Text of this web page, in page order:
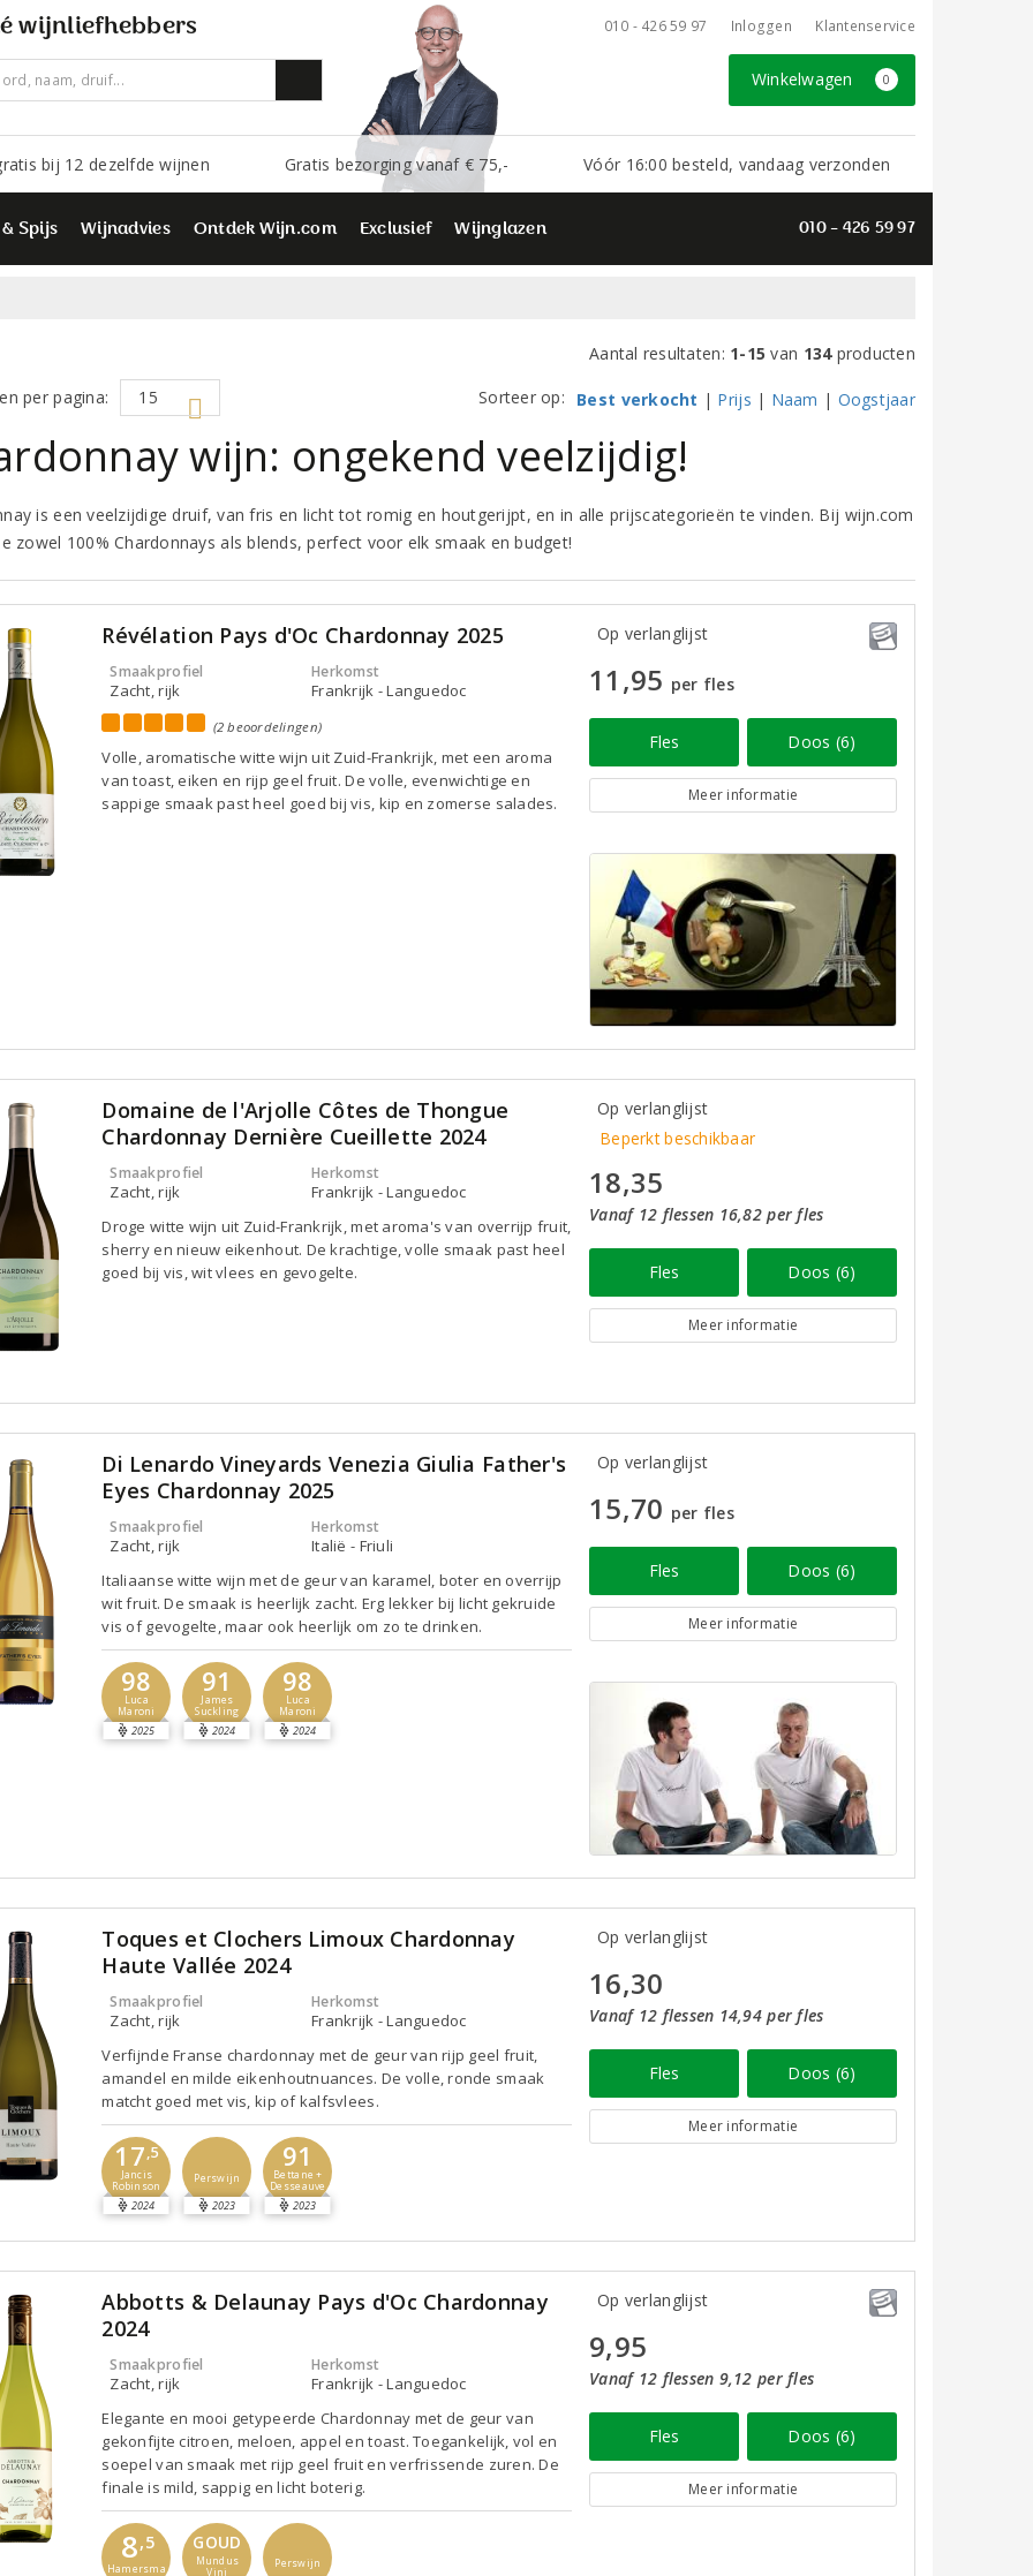
wijnliefhebbers 010 - 426 59 97 Inloggen Klantenservice
Winkelwagen 0
bij 12 dezelfde wijnen Gratis bezorging vanaf € 75,- Vóór 16:00 besteld, vandaag verzonden
Spijs Wijnadvies Ontdek Wijn.com Exclusief Wijnglazen 010 - 426 59 97
Aantal resultaten: 1-15 van 134producten
per pagina:
Sorteer op: Best verkocht | Prijs | Naam | Oogstjaar
wijn: ongekend veelzijdig!
is een veelzijdige druif, van fris en licht tot romig en houtgerijpt, en in alle prijscategorieën te vinden. Bij wijn.com
zowel 100% Chardonnays als blends, perfect voor elk smaak en budget!
Révélation Pays d'Oc Chardonnay 2025
Smaakprofiel
Zacht, rijk
Herkomst
Frankrijk - Languedoc
(2 beoordelingen)
Volle, aromatische witte wijn uit Zuid-Frankrijk, met een aroma
van toast, eiken en rijp geel fruit. De volle, evenwichtige en
sappige smaak past heel goed bij vis, kip en zomerse salades.
Op verlanglijst
11,95 per fles
Fles Doos (6)
Meer informatie
Domaine de l'Arjolle Côtes de Thongue
Chardonnay Dernière Cueillette 2024
Smaakprofiel
Zacht, rijk
Herkomst
Frankrijk - Languedoc
Droge witte wijn uit Zuid-Frankrijk, met aroma's van overrijp fruit,
sherry en nieuw eikenhout. De krachtige, volle smaak past heel
goed bij vis, wit vlees en gevogelte.
Op verlanglijst
Beperkt beschikbaar
18,35
Vanaf 12 flessen 16,82 per fles
Fles Doos (6)
Meer informatie
Di Lenardo Vineyards Venezia Giulia Father's
Eyes Chardonnay 2025
Smaakprofiel
Zacht, rijk
Herkomst
Italië - Friuli
Italiaanse witte wijn met de geur van karamel, boter en overrijp
wit fruit. De smaak is heerlijk zacht. Erg lekker bij licht gekruide
vis of gevogelte, maar ook heerlijk om zo te drinken.
98
Luca
Maroni
2025
91
James
Suckling
2024
98
Luca
Maroni
2024
Op verlanglijst
15,70 per fles
Fles Doos (6)
Meer informatie
Toques et Clochers Limoux Chardonnay
Haute Vallée 2024
Smaakprofiel
Zacht, rijk
Herkomst
Frankrijk - Languedoc
Verfijnde Franse chardonnay met de geur van rijp geel fruit,
amandel en milde eikenhoutnuances. De volle, ronde smaak
matcht goed met vis, kip of kalfsvlees.
17,5
Jancis
Robinson
2024
Perswijn
2023
91
Bettane +
Desseauve
2023
Op verlanglijst
16,30
Vanaf 12 flessen 14,94 per fles
Fles Doos (6)
Meer informatie
Abbotts & Delaunay Pays d'Oc Chardonnay
2024
Smaakprofiel
Zacht, rijk
Herkomst
Frankrijk - Languedoc
Elegante en mooi getypeerde Chardonnay met de geur van
gekonfijte citroen, meloen, appel en toast. Toegankelijk, vol en
soepel van smaak met rijp geel fruit en verfrissende zuren. De
finale is mild, sappig en licht boterig.
8,5
Hamersma
GOUD
Mundus
Vini
Perswijn
Op verlanglijst
9,95
Vanaf 12 flessen 9,12 per fles
Fles Doos (6)
Meer informatie